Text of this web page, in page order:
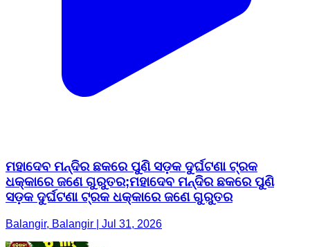
ମହାଦେବ ମନ୍ଦିର ଛକରେ ପୁଣି ସଡ଼କ ଦୁର୍ଘଟଣା ଟ୍ରକ
ଧକ୍କାରେ ଜଣେ ଗୁରୁତର;ମହାଦେବ ମନ୍ଦିର ଛକରେ ପୁଣି
ସଡ଼କ ଦୁର୍ଘଟଣା ଟ୍ରକ ଧକ୍କାରେ ଜଣେ ଗୁରୁତର
Balangir, Balangir | Jul 31, 2026